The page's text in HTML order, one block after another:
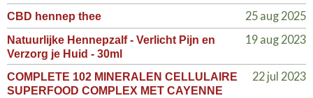
CBD hennep thee 25 aug 2025
Natuurlijke Hennepzalf - Verlicht Pijn en
Verzorg je Huid - 30ml
19 aug 2023
COMPLETE 102 MINERALEN CELLULAIRE
SUPERFOOD COMPLEX MET CAYENNE
22 jul 2023